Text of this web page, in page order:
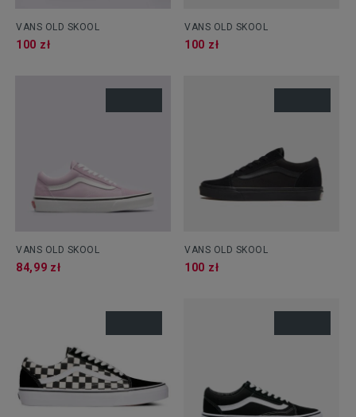
VANS OLD SKOOL
100 zł
VANS OLD SKOOL
100 zł
VANS OLD SKOOL
84,99 zł
VANS OLD SKOOL
100 zł